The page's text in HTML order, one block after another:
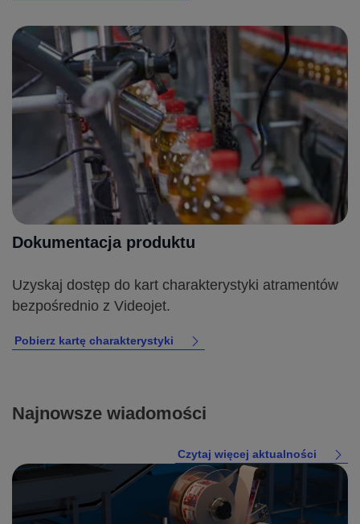
Dokumentacja produktu
Uzyskaj dostęp do kart charakterystyki atramentów
bezpośrednio z Videojet.
Pobierz kartę charakterystyki
Najnowsze wiadomości
Czytaj więcej aktualności